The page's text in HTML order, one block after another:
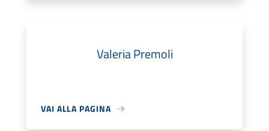
Valeria Premoli
VAI ALLA PAGINA